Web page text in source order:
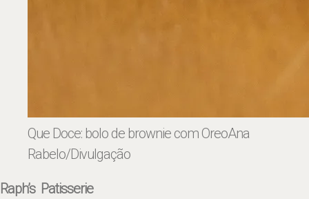
Que Doce: bolo de brownie com OreoAna
Rabelo/Divulgação
Raph’s Patisserie